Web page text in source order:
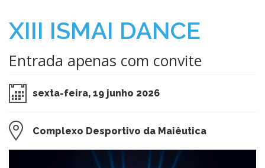
XIII ISMAI DANCE
Entrada apenas com convite
sexta-feira, 19 junho 2026
Complexo Desportivo da Maiêutica